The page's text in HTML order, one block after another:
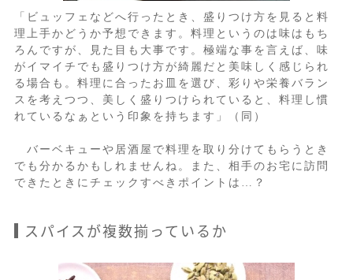
「ビュッフェなどへ行ったとき、盛りつけ方を見ると料
理上手かどうか予想できます。料理というのは味はもち
ろんですが、見た目も大事です。極端な事を言えば、味
がイマイチでも盛りつけ方が綺麗だと美味しく感じられ
る場合も。料理に合ったお皿を選び、彩りや栄養バラン
スを考えつつ、美しく盛りつけられていると、料理し慣
れているなぁという印象を持ちます」（同）
バーベキューや居酒屋で料理を取り分けてもらうとき
でも分かるかもしれませんね。また、相手のお宅に訪問
できたときにチェックすべきポイントは…？
スパイスが複数揃っているか